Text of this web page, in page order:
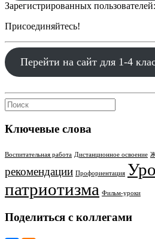
Зарегистрированных пользователей:
Присоединяйтесь!
Перейти на сайт для 1-4
Ключевые слова
Воспитательная работа Дистанционное освоение
рекомендации Профориентация
патриотизма Фильм-уроки
Поделиться с коллегами